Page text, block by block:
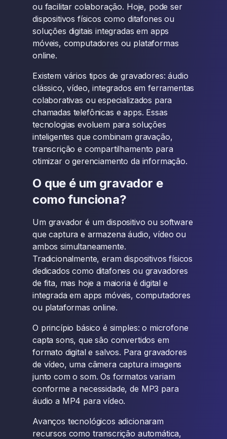
ou facilitar colaboração. Hoje, pode ser
dispositivos físicos como ditafones ou
soluções digitais integradas em apps
móveis, computadores ou plataformas
online.
Existem vários tipos de gravadores: áudio
clássico, vídeo, integrados em ferramentas
colaborativas ou especializados para
chamadas telefônicas e apps. Essas
tecnologias evoluem para soluções
inteligentes que combinam gravação,
transcrição e compartilhamento para
otimizar o gerenciamento da informação.
O que é um gravador e
como funciona?
Um gravador é um dispositivo ou software
que captura e armazena áudio, vídeo ou
ambos simultaneamente.
Tradicionalmente, eram dispositivos físicos
dedicados como ditafones ou gravadores
de fita, mas hoje a maioria é digital e
integrada em apps móveis, computadores
ou plataformas online.
O princípio básico é simples: o microfone
capta sons, que são convertidos em
formato digital e salvos. Para gravadores
de vídeo, uma câmera captura imagens
junto com o som. Os formatos variam
conforme a necessidade, de MP3 para
áudio a MP4 para vídeo.
Avanços tecnológicos adicionaram
recursos como transcrição automática,